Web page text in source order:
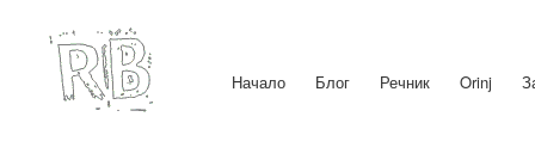
Main menu Начало Блог Речник Orinj